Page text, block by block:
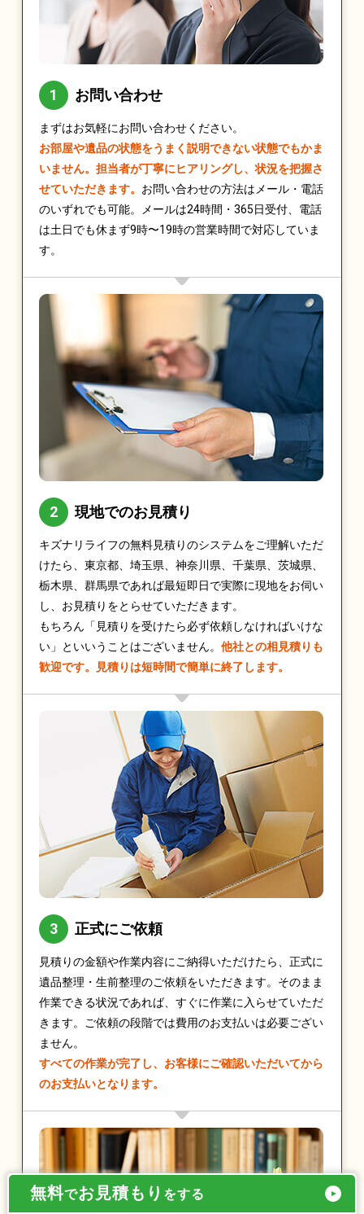
お問い合わせ
まずはお気軽にお問い合わせください。
お部屋や遺品の状態をうまく説明できない状態でもかま
いません。担当者が丁寧にヒアリングし、状況を把握さ
せていただきます。 お問い合わせの方法はメール・電話
のいずれでも可能。メールは24時間・365日受付、電話
は土日でも休まず9時〜19時の営業時間で対応していま
す。
現地でのお見積り
キズナリライフの無料見積りのシステムをご理解いただ
けたら、東京都、埼玉県、神奈川県、千葉県、茨城県、
栃木県、群馬県であれば最短即日で実際に現地をお伺い
し、お見積りをとらせていただきます。
もちろん「見積りを受けたら必ず依頼しなければいけな
い」といいうことはございません。 他社との相見積りも
歓迎です。見積りは短時間で簡単に終了します。
正式にご依頼
見積りの金額や作業内容にご納得いただけたら、正式に
遺品整理・生前整理のご依頼をいただきます。そのまま
作業できる状況であれば、すぐに作業に入らせていただ
きます。ご依頼の段階では費用のお支払いは必要ござい
ません。
すべての作業が完了し、お客様にご確認いただいてから
のお支払いとなります。
無料でお見積もり をする